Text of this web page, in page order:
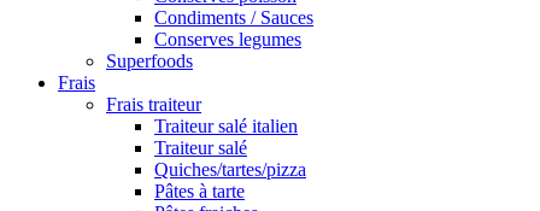
Condiments / Sauces
Conserves legumes
Superfoods
Frais
Frais traiteur
Traiteur salé italien
Traiteur salé
Quiches/tartes/pizza
Pâtes à tarte